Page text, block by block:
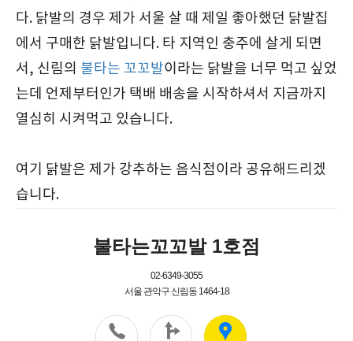
다. 닭발의 경우 제가 서울 살 때 제일 좋아했던 닭발집
에서 구매한 닭발입니다. 타 지역인 충주에 살게 되면
서, 신림의 불타는 꼬꼬발이라는 닭발을 너무 먹고 싶었
는데 언제부터인가 택배 배송을 시작하셔서 지금까지
열심히 시켜먹고 있습니다.
여기 닭발은 제가 강추하는 음식점이라 공유해드리겠
습니다.